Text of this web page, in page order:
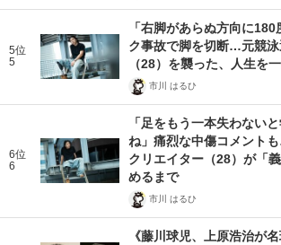
5位
5
「右脚があらぬ方向に
ク事故で脚を切断…元競
（28）を襲った、人生を
市川 はるひ
6位
6
「足をもう一本失わない
ね」痛烈な中傷コメント
クリエイター（28）が「
めるまで
市川 はるひ
《藤川球児、上原浩治が